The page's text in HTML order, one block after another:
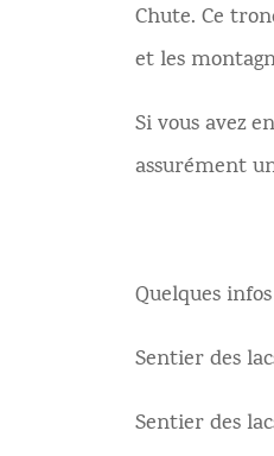
Chute. Ce
et les
Si vous avez
assurément
Quelques
Sentier des
Sentier des